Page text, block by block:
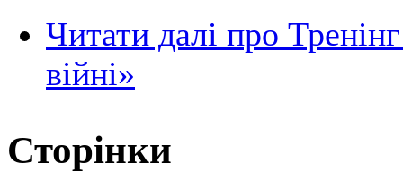
Читати далі про
війні»
Сторінки